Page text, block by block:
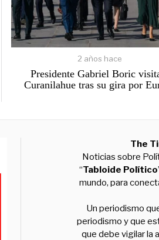
2 años hace
Presidente Gabriel Boric
Curanilahue tras su gira por
The
Noticias sobre
“Tabloide Político
mundo, para
Un periodismo
periodismo y que
que debe vigilar la